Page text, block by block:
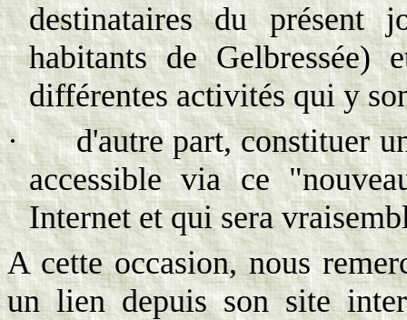
destinataires du présent
habitants de Gelbressée)
différentes activités qui y
·
d'autre part, constituer
accessible via ce
Internet et qui sera
A cette occasion, nous
un lien depuis son site